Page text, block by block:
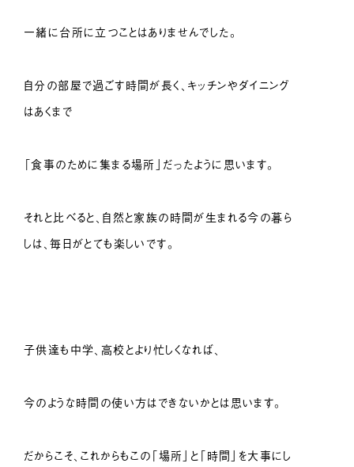
一緒に台所に立つことはありませんでした。
自分の部屋で過ごす時間が長く、キッチンやダイニング
はあくまで
「食事のために集まる場所」だったように思います。
それと比べると、自然と家族の時間が生まれる今の暮ら
しは、毎日がとても楽しいです。
子供達も中学、高校とより忙しくなれば、
今のような時間の使い方はできないかとは思います。
だからこそ、これからもこの「場所」と「時間」を大事にし